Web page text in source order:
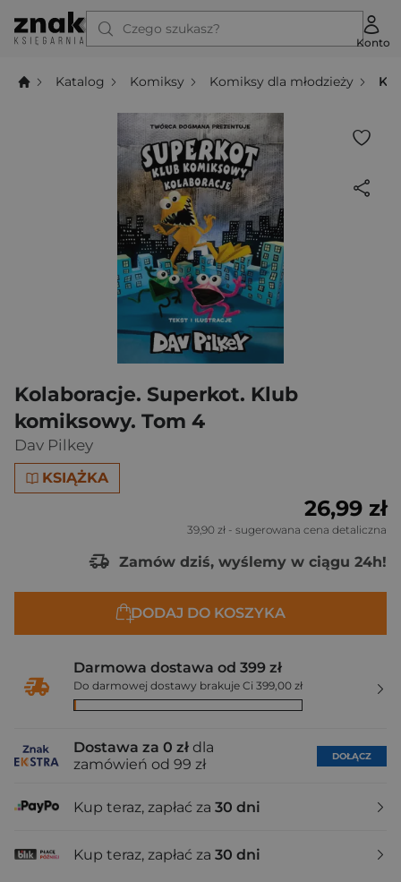
Czego szukasz?
Konto
Katalog Komiksy Komiksy dla młodzieży
Kolaboracje. Superkot. Klub
komiksowy. Tom 4
Dav Pilkey
KSIĄŻKA
26,99 zł
39,90 zł - sugerowana cena detaliczna
Zamów dziś, wyślemy w ciągu 24h!
DODAJ DO KOSZYKA
Darmowa dostawa od 399 zł
Do darmowej dostawy brakuje Ci 399,00 zł
Dostawa za 0 zł dla
zamówień od 99 zł
DOŁĄCZ
Kup teraz, zapłać za 30 dni
Kup teraz, zapłać za 30 dni